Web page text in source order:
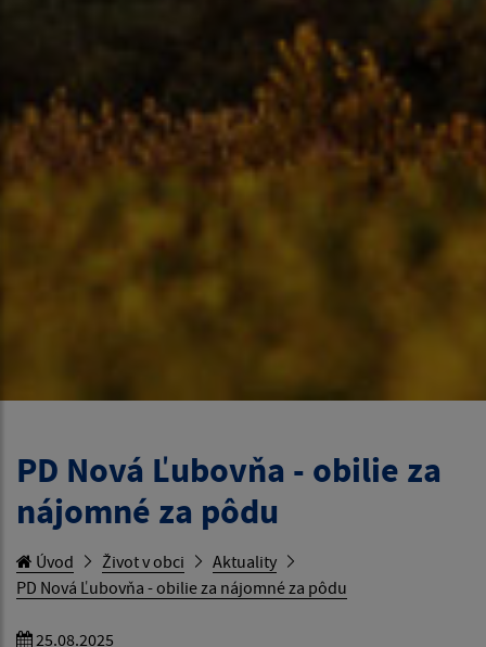
PD Nová Ľubovňa - obilie za
nájomné za pôdu
Úvod Život v obci
Aktuality
PD Nová Ľubovňa - obilie za nájomné za pôdu
25.08.2025